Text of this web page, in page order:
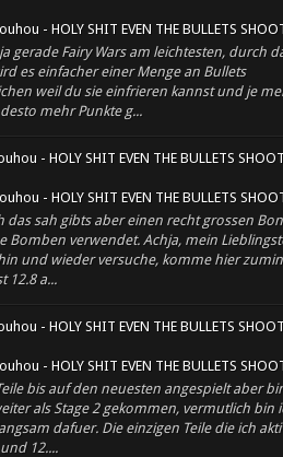
- HOLY SHIT EVEN THE BULLETS
gerade Fairy Wars am leichtesten, durch
es einfacher einer Menge an Bullets
weil du sie einfrieren kannst und je
mehr Punkte g...
- HOLY SHIT EVEN THE BULLETS
- HOLY SHIT EVEN THE BULLETS
das sah gibts aber einen recht grossen
Bomben verwendet. Achja, mein
und wieder versuche, komme hier
12.8 a...
- HOLY SHIT EVEN THE BULLETS
- HOLY SHIT EVEN THE BULLETS
bis auf den neuesten angespielt aber
als Stage 2 gekommen, vermutlich bin
dafuer. Die einzigen Teile die ich
12....